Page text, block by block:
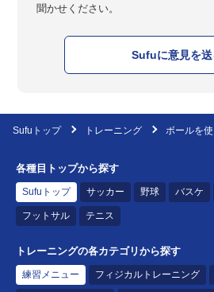
聞かせください。
Sufuに意見を送
Sufuトップ トレーニング ボールを
各種目トップから探す
Sufuトップ サッカー 野球 バスケ
フットサル テニス
トレーニングの各カテゴリから探す
練習メニュー フィジカルトレーニング